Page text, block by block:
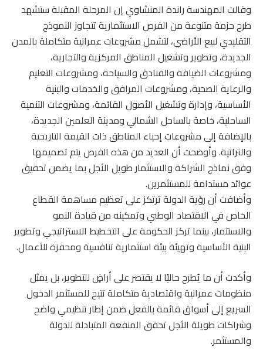
وقالت المهندسة راندة المنشاوي إن المرحلة المقبلة ستشهد
طرح حزمة متنوعة من الفرص الاستثمارية تتجاوز النموذج
التقليدي لبيع الأراضي، لتشمل مشروعات عمرانية متكاملة بالمدن
الجديدة، وتطوير وتشغيل المناطق المركزية والتجارية،
ومشروعات الضيافة والفنادق والسياحة، ومشروعات التعليم
والرعاية الصحية، ومشروعات المرافق والخدمات والبنية
الأساسية، وإدارة وتشغيل الأصول القائمة، ومشروعات التنمية
الساحلية، خاصة بالساحل الشمالي ومدينة العلمين الجديدة،
بالإضافة إلى مشروعات إحياء المناطق ذات القيمة التاريخية
والتراثية. وأوضحت أن العديد من هذه الفرص يتم تصميمها
وفق نماذج الشراكة والاستثمار طويل الأجل بما يضمن تحقيق
عوائد مستدامة للمستثمرين.
وأضافت أن رؤية الدولة ترتكز على تعظيم مساهمة القطاع
الخاص في الاقتصاد الوطني وتمكينه من قيادة النمو
والاستثمار، بينما تركز الحكومة على التخطيط الاستراتيجي وتطوير
البنية الأساسية وتهيئة بيئة استثمارية تنافسية ومحفزة للأعمال.
وأكدت أن ما يُطرح حاليًا لا يقتصر على أراضٍ للتطوير، بل يمثل
منظومات عمرانية واقتصادية متكاملة تتيح للمستثمر الدخول
السريع إلى أسواق قائمة بالفعل ضمن إطار تنظيمي واضح
وشراكات طويلة الأجل تحقق المنفعة المتبادلة للدولة
والمستثمر.